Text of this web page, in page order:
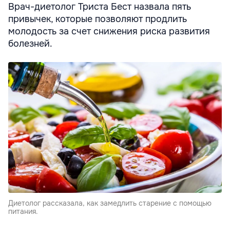
Врач-диетолог Триста Бест назвала пять
привычек, которые позволяют продлить
молодость за счет снижения риска развития
болезней.
Диетолог рассказала, как замедлить старение с помощью
питания.